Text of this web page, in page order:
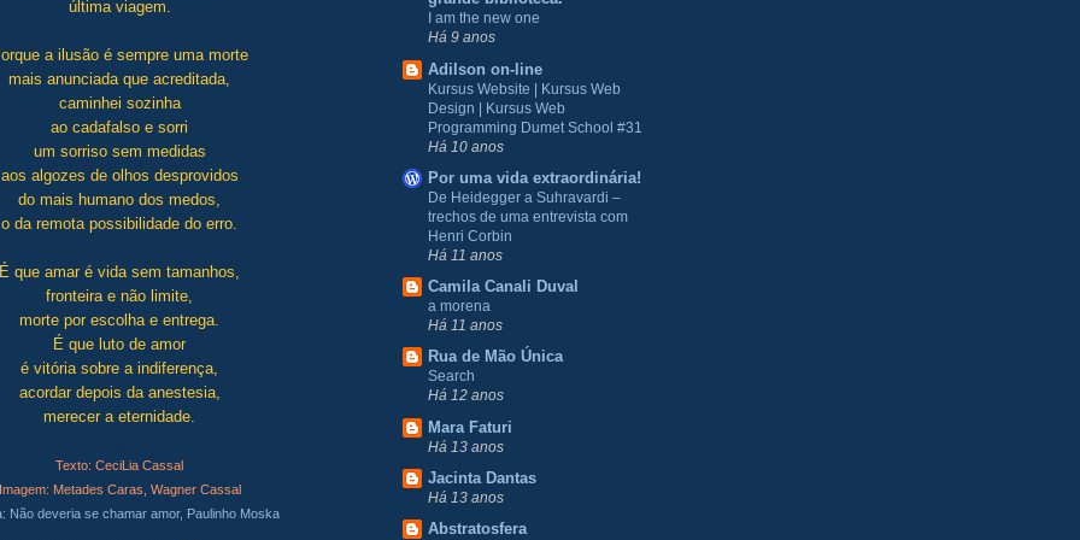
última viagem.
a ilusão é sempre uma morte
mais anunciada que acreditada,
caminhei sozinha
ao cadafalso e sorri
um sorriso sem medidas
aos algozes de olhos desprovidos
do mais humano dos medos,
o da remota possibilidade do erro.
É que amar é vida sem tamanhos,
fronteira e não limite,
morte por escolha e entrega.
É que luto de amor
é vitória sobre a indiferença,
acordar depois da anestesia,
merecer a eternidade.
.
Texto: CeciLia Cassal
Imagem: Metades Caras, Wagner Cassal
Não deveria se chamar amor, Paulinho Moska
I am the new one
Há 9 anos
Adilson on-line
Kursus Website | Kursus Web
Design | Kursus Web
Programming Dumet School #31
Há 10 anos
Por uma vida extraordinária!
De Heidegger a Suhravardi –
trechos de uma entrevista com
Henri Corbin
Há 11 anos
Camila Canali Duval
a morena
Há 11 anos
Rua de Mão Única
Search
Há 12 anos
Mara Faturi
Há 13 anos
Jacinta Dantas
Há 13 anos
Abstratosfera